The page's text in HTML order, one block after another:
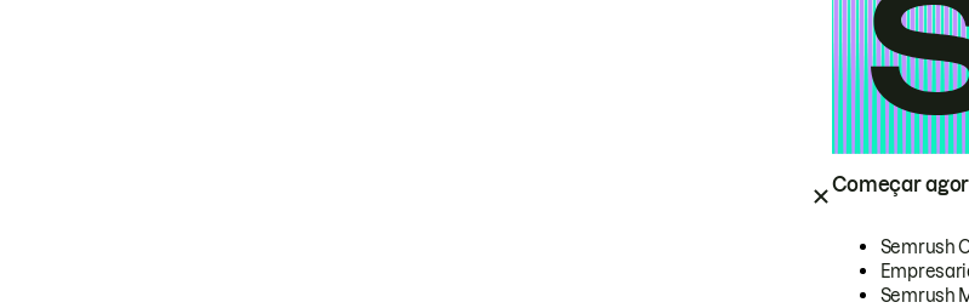
Começar
Semrush
Semrush